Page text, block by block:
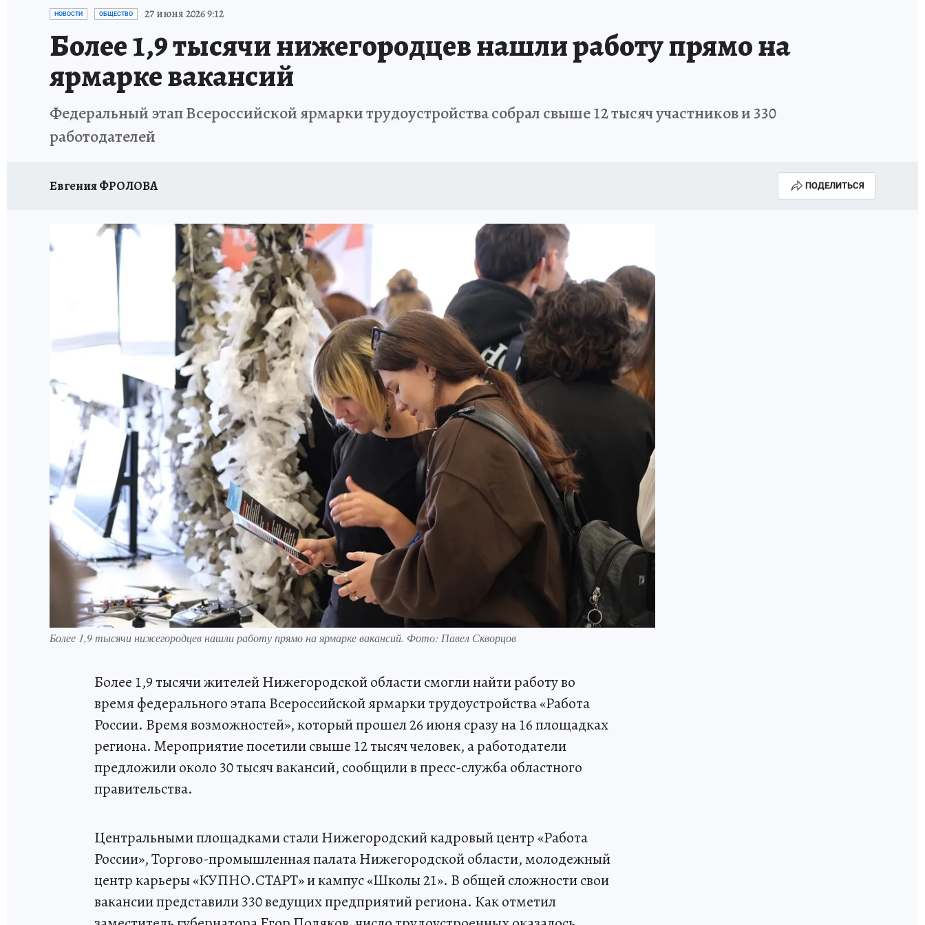
ИСПЫТАНО НА СЕБЕ
НОВОСТИ ОБЩЕСТВО 27 июня 2026 9:12
Более 1,9 тысячи нижегородцев нашли работу прямо на
ярмарке вакансий
Федеральный этап Всероссийской ярмарки трудоустройства собрал свыше 12 тысяч участников и 330
работодателей
Евгения ФРОЛОВА ПОДЕЛИТЬСЯ
Более 1,9 тысячи нижегородцев нашли работу прямо на ярмарке вакансий. Фото: Павел Скворцов
Более 1,9 тысячи жителей Нижегородской области смогли найти работу во
время федерального этапа Всероссийской ярмарки трудоустройства «Работа
России. Время возможностей», который прошел 26 июня сразу на 16 площадках
региона. Мероприятие посетили свыше 12 тысяч человек, а работодатели
предложили около 30 тысяч вакансий, сообщили в пресс-служба областного
правительства.
Центральными площадками стали Нижегородский кадровый центр «Работа
России», Торгово-промышленная палата Нижегородской области, молодежный
центр карьеры «КУПНО.СТАРТ» и кампус «Школы 21». В общей сложности свои
вакансии представили 330 ведущих предприятий региона. Как отметил